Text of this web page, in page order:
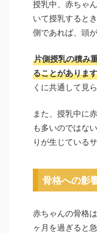
授乳中、赤ちゃ
いて授乳すると
側であれば、頭
片側授乳の積み
ることがありま
くに共通して見
また、授乳中に
も多いのではな
りが生じている
骨格への影
赤ちゃんの骨格
ヶ月を過ぎると